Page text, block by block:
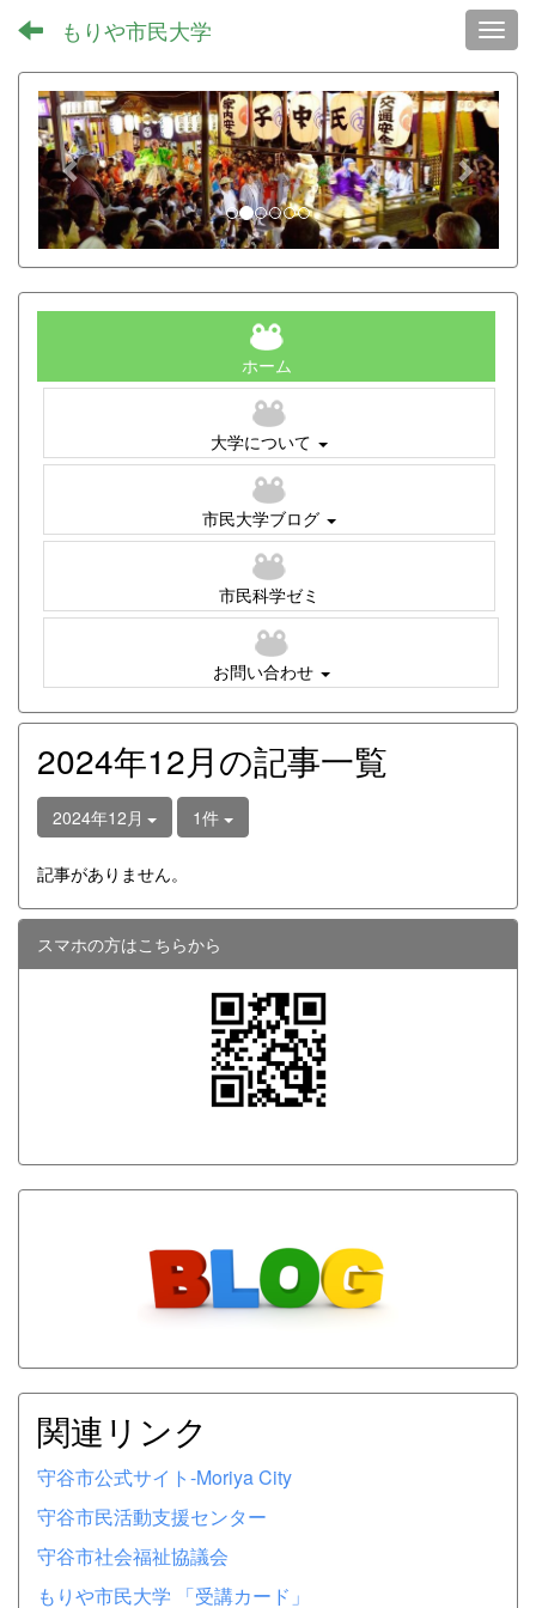
もりや市民大学
p
r
e
v
i
o
u
n
e
x
t
ホーム
大学について
市民大学ブログ
市民科学ゼミ
お問い合わせ
2024年12月の記事一覧
2024年12月 1件
記事がありません。
スマホの方はこちらから
関連リンク
守谷市公式サイト-Moriya City
守谷市民活動支援センター
守谷市社会福祉協議会
もりや市民大学 「受講カード」